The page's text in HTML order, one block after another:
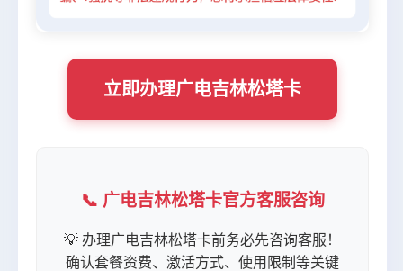
立即办理广电吉林松塔卡
📞 广电吉林松塔卡官方客服咨询
💡 办理广电吉林松塔卡前务必先咨询客服！
确认套餐资费、激活方式、使用限制等关键